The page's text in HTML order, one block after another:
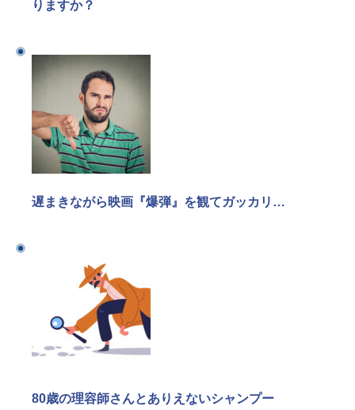
りますか？
遅まきながら映画『爆弾』を観てガッカリ…
80歳の理容師さんとありえないシャンプー